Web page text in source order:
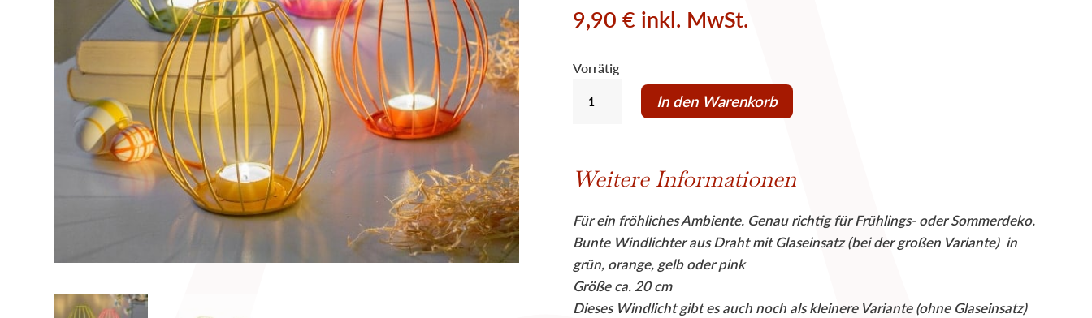
9,90€ inkl. MwSt.
Vorrätig
Teelicht
cm,
Glaseinsatz
Menge
In den Warenkorb
Weitere Informationen
Für ein fröhliches Ambiente. Genau richtig für Frühlings- oder Sommerdeko.
Bunte Windlichter aus Draht mit Glaseinsatz (bei der großen Variante) in
grün, orange, gelb oder pink
Größe ca. 20 cm
Dieses Windlicht gibt es auch noch als kleinere Variante (ohne Glaseinsatz)